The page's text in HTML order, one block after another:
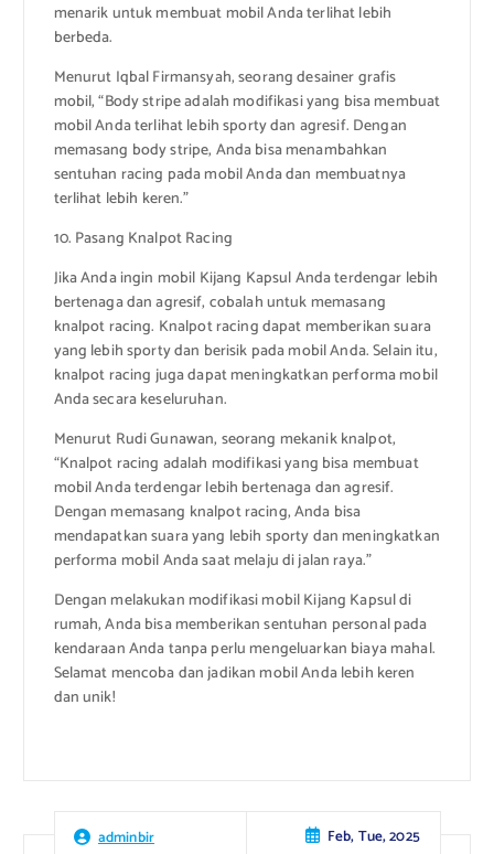
menarik untuk membuat mobil Anda terlihat lebih
berbeda.
Menurut Iqbal Firmansyah, seorang desainer grafis
mobil, “Body stripe adalah modifikasi yang bisa membuat
mobil Anda terlihat lebih sporty dan agresif. Dengan
memasang body stripe, Anda bisa menambahkan
sentuhan racing pada mobil Anda dan membuatnya
terlihat lebih keren.”
10. Pasang Knalpot Racing
Jika Anda ingin mobil Kijang Kapsul Anda terdengar lebih
bertenaga dan agresif, cobalah untuk memasang
knalpot racing. Knalpot racing dapat memberikan suara
yang lebih sporty dan berisik pada mobil Anda. Selain itu,
knalpot racing juga dapat meningkatkan performa mobil
Anda secara keseluruhan.
Menurut Rudi Gunawan, seorang mekanik knalpot,
“Knalpot racing adalah modifikasi yang bisa membuat
mobil Anda terdengar lebih bertenaga dan agresif.
Dengan memasang knalpot racing, Anda bisa
mendapatkan suara yang lebih sporty dan meningkatkan
performa mobil Anda saat melaju di jalan raya.”
Dengan melakukan modifikasi mobil Kijang Kapsul di
rumah, Anda bisa memberikan sentuhan personal pada
kendaraan Anda tanpa perlu mengeluarkan biaya mahal.
Selamat mencoba dan jadikan mobil Anda lebih keren
dan unik!
adminbir Feb, Tue, 2025